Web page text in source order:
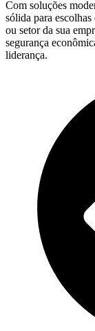
Com soluções
sólida para
ou setor da sua
segurança
liderança.